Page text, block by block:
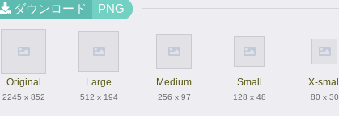
ダウンロード PNG
Original
2245 x 852
Large
512 x 194
Medium
256 x 97
Small
128 x 48
X-
80 x 30